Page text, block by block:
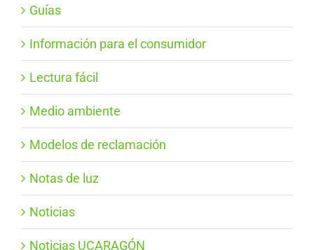
Guías
Información para el consumidor
Lectura fácil
Medio ambiente
Modelos de reclamación
Notas de luz
Noticias
Noticias UCARAGÓN